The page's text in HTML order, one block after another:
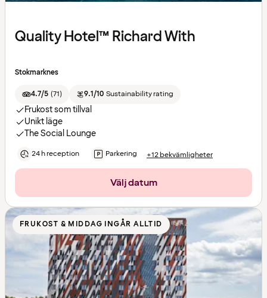
Quality Hotel™ Richard With
Stokmarknes
4.7/5 (71) 9.1/10 Sustainability rating
Frukost som tillval
Unikt läge
The Social Lounge
24 h reception Parkering +12 bekvämligheter
Välj datum
FRUKOST & MIDDAG INGÅR ALLTID